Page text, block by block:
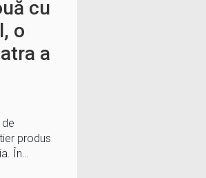
cu
o
a
produs
În…